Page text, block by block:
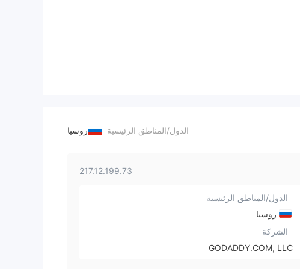
الدول/المناطق الرئيسية روسيا
217.12.199.73
الدول/المناطق الرئيسية
روسيا
الشركة
GODADDY.COM, LLC